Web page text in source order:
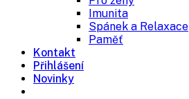
Imunita
Spánek a Relaxace
Paměť
Kontakt
Přihlášení
Novinky